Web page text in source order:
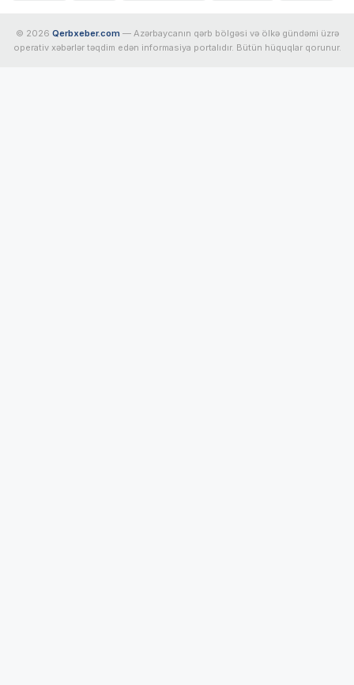
© 2026 Qerbxeber.com — Azərbaycanın qərb bölgəsi və ölkə gündəmi üzrə
operativ xəbərlər təqdim edən informasiya portalıdır. Bütün hüquqlar qorunur.